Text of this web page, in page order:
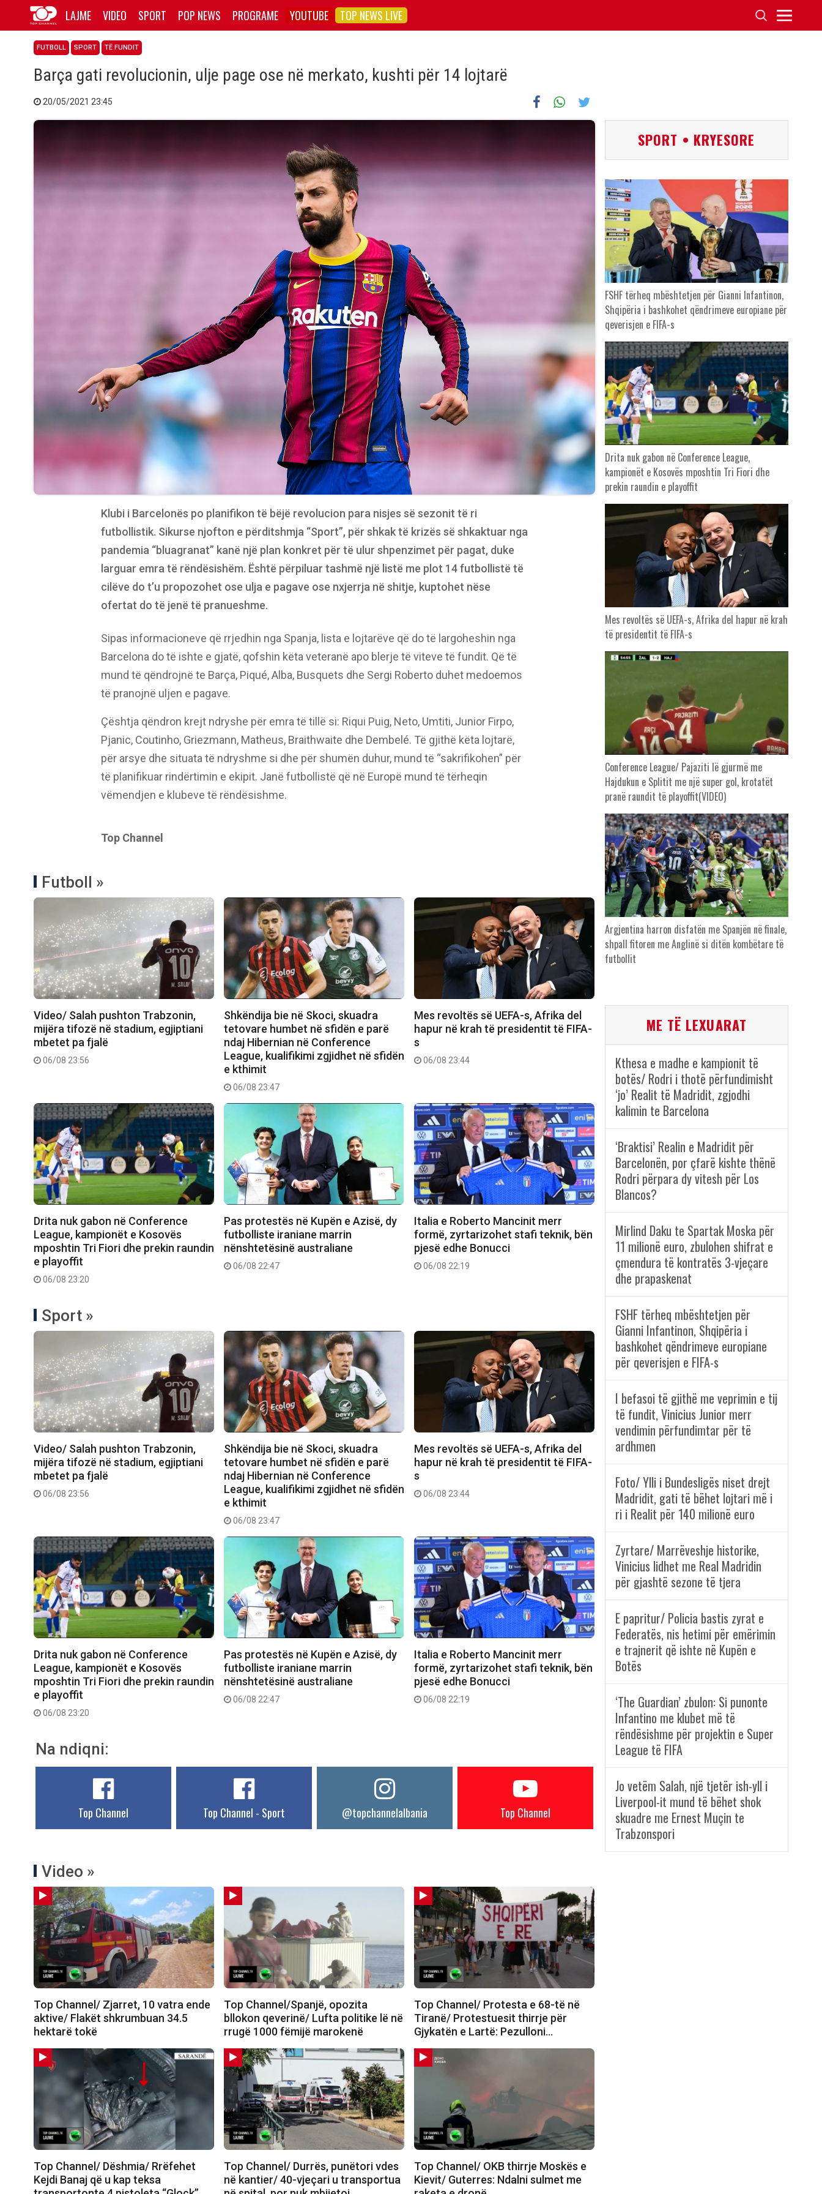
LAJME VIDEO SPORT POP NEWS PROGRAME YOUTUBE TOP NEWS LIVE
FUTBOLL SPORT TË FUNDIT
Barça gati revolucionin, ulje page ose në merkato, kushti për 14 lojtarë
20/05/2021 23:45
Klubi i Barcelonës po planifikon të bëjë revolucion para nisjes së sezonit të ri
futbollistik. Sikurse njofton e përditshmja “Sport”, për shkak të krizës së shkaktuar nga
pandemia “bluagranat” kanë një plan konkret për të ulur shpenzimet për pagat, duke
larguar emra të rëndësishëm. Është përpiluar tashmë një listë me plot 14 futbollistë të
cilëve do t’u propozohet ose ulja e pagave ose nxjerrja në shitje, kuptohet nëse
ofertat do të jenë të pranueshme.
Sipas informacioneve që rrjedhin nga Spanja, lista e lojtarëve që do të largoheshin nga
Barcelona do të ishte e gjatë, qofshin këta veteranë apo blerje të viteve të fundit. Që të
mund të qëndrojnë te Barça, Piqué, Alba, Busquets dhe Sergi Roberto duhet medoemos
të pranojnë uljen e pagave.
Çështja qëndron krejt ndryshe për emra të tillë si: Riqui Puig, Neto, Umtiti, Junior Firpo,
Pjanic, Coutinho, Griezmann, Matheus, Braithwaite dhe Dembelé. Të gjithë këta lojtarë,
për arsye dhe situata të ndryshme si dhe për shumën duhur, mund të “sakrifikohen” për
të planifikuar rindërtimin e ekipit. Janë futbollistë që në Europë mund të tërheqin
vëmendjen e klubeve të rëndësishme.
Top Channel
Futboll »
Video/ Salah pushton Trabzonin,
mijëra tifozë në stadium, egjiptiani
mbetet pa fjalë
06/08 23:56
Shkëndija bie në Skoci, skuadra
tetovare humbet në sfidën e parë
ndaj Hibernian në Conference
League, kualifikimi zgjidhet në sfidën
e kthimit
06/08 23:47
Mes revoltës së UEFA-s, Afrika del
hapur në krah të presidentit të FIFA-
s
06/08 23:44
Drita nuk gabon në Conference
League, kampionët e Kosovës
mposhtin Tri Fiori dhe prekin raundin
e playoffit
06/08 23:20
Pas protestës në Kupën e Azisë, dy
futbolliste iraniane marrin
nënshtetësinë australiane
06/08 22:47
Italia e Roberto Mancinit merr
formë, zyrtarizohet stafi teknik, bën
pjesë edhe Bonucci
06/08 22:19
Sport »
Video/ Salah pushton Trabzonin,
mijëra tifozë në stadium, egjiptiani
mbetet pa fjalë
06/08 23:56
Shkëndija bie në Skoci, skuadra
tetovare humbet në sfidën e parë
ndaj Hibernian në Conference
League, kualifikimi zgjidhet në sfidën
e kthimit
06/08 23:47
Mes revoltës së UEFA-s, Afrika del
hapur në krah të presidentit të FIFA-
s
06/08 23:44
Drita nuk gabon në Conference
League, kampionët e Kosovës
mposhtin Tri Fiori dhe prekin raundin
e playoffit
06/08 23:20
Pas protestës në Kupën e Azisë, dy
futbolliste iraniane marrin
nënshtetësinë australiane
06/08 22:47
Italia e Roberto Mancinit merr
formë, zyrtarizohet stafi teknik, bën
pjesë edhe Bonucci
06/08 22:19
Na ndiqni:
Top Channel Top Channel - Sport @topchannelalbania Top Channel
Video »
Top Channel/ Zjarret, 10 vatra ende
aktive/ Flakët shkrumbuan 34.5
hektarë tokë
Top Channel/Spanjë, opozita
bllokon qeverinë/ Lufta politike lë në
rrugë 1000 fëmijë marokenë
Top Channel/ Protesta e 68-të në
Tiranë/ Protestuesit thirrje për
Gjykatën e Lartë: Pezulloni…
Top Channel/ Dëshmia/ Rrëfehet
Kejdi Banaj që u kap teksa
Top Channel/ Durrës, punëtori vdes
në kantier/ 40-vjeçari u transportua
Top Channel/ OKB thirrje Moskës e
Kievit/ Guterres: Ndalni sulmet me
SPORT • KRYESORE
FSHF tërheq mbështetjen për Gianni Infantinon,
Shqipëria i bashkohet qëndrimeve europiane për
qeverisjen e FIFA-s
Drita nuk gabon në Conference League,
kampionët e Kosovës mposhtin Tri Fiori dhe
prekin raundin e playoffit
Mes revoltës së UEFA-s, Afrika del hapur në krah
të presidentit të FIFA-s
Conference League/ Pajaziti lë gjurmë me
Hajdukun e Splitit me një super gol, krotatët
pranë raundit të playoffit(VIDEO)
Argjentina harron disfatën me Spanjën në finale,
shpall fitoren me Anglinë si ditën kombëtare të
futbollit
ME TË LEXUARAT
Kthesa e madhe e kampionit të
botës/ Rodri i thotë përfundimisht
‘jo’ Realit të Madridit, zgjodhi
kalimin te Barcelona
‘Braktisi’ Realin e Madridit për
Barcelonën, por çfarë kishte thënë
Rodri përpara dy vitesh për Los
Blancos?
Mirlind Daku te Spartak Moska për
11 milionë euro, zbulohen shifrat e
çmendura të kontratës 3-vjeçare
dhe prapaskenat
FSHF tërheq mbështetjen për
Gianni Infantinon, Shqipëria i
bashkohet qëndrimeve europiane
për qeverisjen e FIFA-s
I befasoi të gjithë me veprimin e tij
të fundit, Vinicius Junior merr
vendimin përfundimtar për të
ardhmen
Foto/ Ylli i Bundesligës niset drejt
Madridit, gati të bëhet lojtari më i
ri i Realit për 140 milionë euro
Zyrtare/ Marrëveshje historike,
Vinicius lidhet me Real Madridin
për gjashtë sezone të tjera
E papritur/ Policia bastis zyrat e
Federatës, nis hetimi për emërimin
e trajnerit që ishte në Kupën e
Botës
‘The Guardian’ zbulon: Si punonte
Infantino me klubet më të
rëndësishme për projektin e Super
League të FIFA
Jo vetëm Salah, një tjetër ish-yll i
Liverpool-it mund të bëhet shok
skuadre me Ernest Muçin te
Trabzonspori